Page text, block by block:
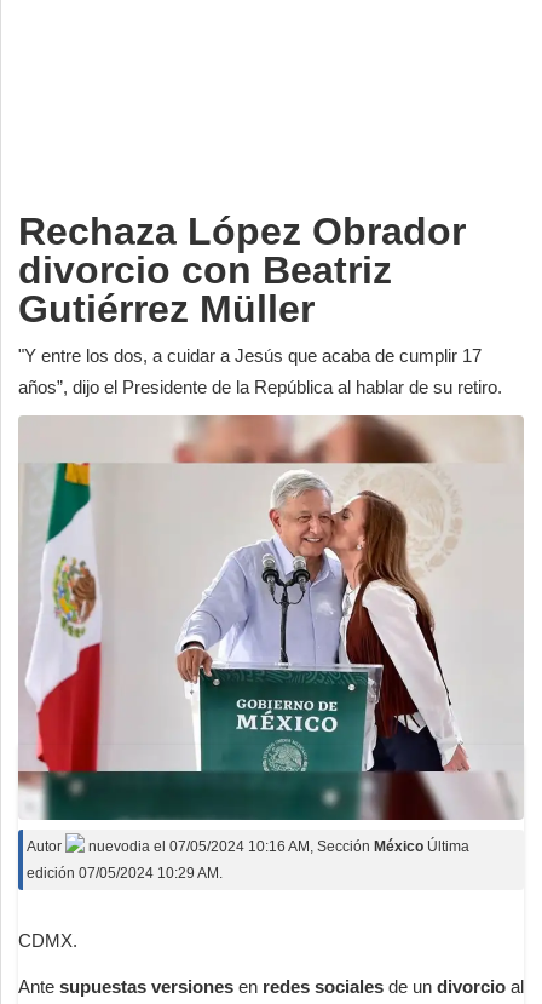
Rechaza López Obrador
divorcio con Beatriz
Gutiérrez Müller
"Y entre los dos, a cuidar a Jesús que acaba de cumplir 17
años”, dijo el Presidente de la República al hablar de su retiro.
Autor nuevodia el 07/05/2024 10:16 AM, Sección México Última
edición 07/05/2024 10:29 AM.
CDMX.
Ante supuestas versiones en redes sociales de un divorcio al